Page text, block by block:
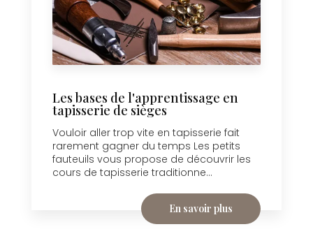
Les bases de l'apprentissage en
tapisserie de sièges
Vouloir aller trop vite en tapisserie fait
rarement gagner du temps Les petits
fauteuils vous propose de découvrir les
cours de tapisserie traditionne...
En savoir plus